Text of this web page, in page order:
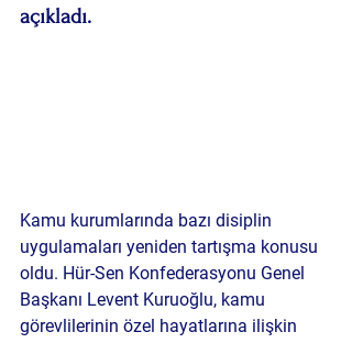
açıkladı.
Kamu kurumlarında bazı disiplin
uygulamaları yeniden tartışma konusu
oldu. Hür-Sen Konfederasyonu Genel
Başkanı Levent Kuruoğlu, kamu
görevlilerinin özel hayatlarına ilişkin